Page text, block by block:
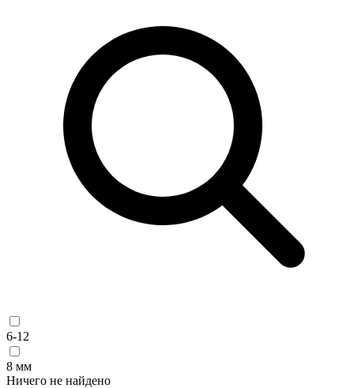
6-12
8 мм
Ничего не найдено